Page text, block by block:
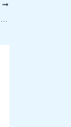
হাজার মাইল দূর থেকেও যেভাবে নজরদারি করে ইসরায়েল